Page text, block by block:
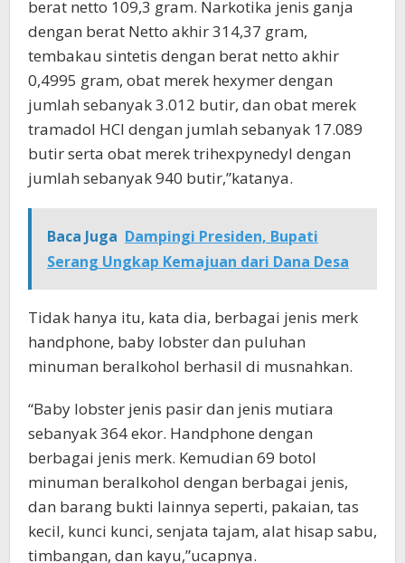
berat netto 109,3 gram. Narkotika jenis ganja
dengan berat Netto akhir 314,37 gram,
tembakau sintetis dengan berat netto akhir
0,4995 gram, obat merek hexymer dengan
jumlah sebanyak 3.012 butir, dan obat merek
tramadol HCl dengan jumlah sebanyak 17.089
butir serta obat merek trihexpynedyl dengan
jumlah sebanyak 940 butir,”katanya.
Baca Juga Dampingi Presiden, Bupati
Serang Ungkap Kemajuan dari Dana Desa
Tidak hanya itu, kata dia, berbagai jenis merk
handphone, baby lobster dan puluhan
minuman beralkohol berhasil di musnahkan.
“Baby lobster jenis pasir dan jenis mutiara
sebanyak 364 ekor. Handphone dengan
berbagai jenis merk. Kemudian 69 botol
minuman beralkohol dengan berbagai jenis,
dan barang bukti lainnya seperti, pakaian, tas
kecil, kunci kunci, senjata tajam, alat hisap sabu,
timbangan, dan kayu,”ucapnya.